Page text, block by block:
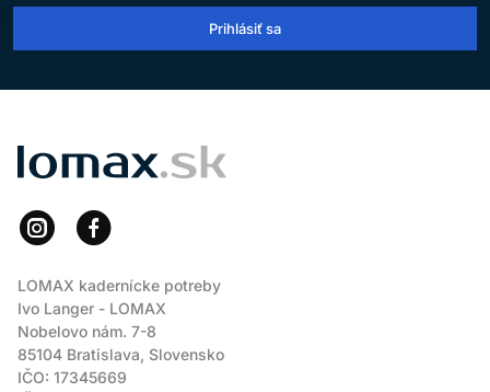
Prihlásiť sa
LOMAX
LOMAX kadernícke potreby
Ivo Langer - LOMAX
Nobelovo nám. 7-8
85104 Bratislava, Slovensko
IČO: 17345669